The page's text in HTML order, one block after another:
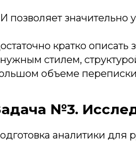
позволяет значительно
кратко описать
стилем,
объеме
№3.
аналитики для